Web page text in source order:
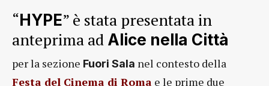
“HYPE” è stata presentata in
anteprima ad Alice nella Città
per la sezione Fuori Sala nel contesto della
Festa del Cinema di Roma e le prime due